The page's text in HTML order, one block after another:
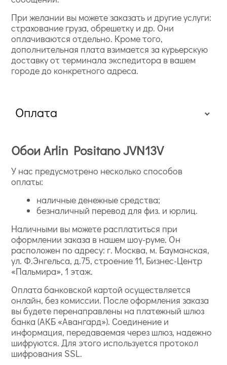
При желании вы можете заказать и другие услуги:
страхование груза, обрешетку и др. Они
оплачиваются отдельно. Кроме того,
дополнительная плата взимается за курьерскую
доставку от терминала экспедитора в вашем
городе до конкретного адреса.
Оплата
Обои Arlin Positano JVN13V
У нас предусмотрено несколько способов
оплаты:
наличные денежные средства;
безналичный перевод для физ. и юрлиц.
Наличными вы можете расплатиться при
оформлении заказа в нашем шоу-руме. Он
расположен по адресу: г. Москва, м. Бауманская,
ул. Ф.Энгельса, д.75, строение 11, Бизнес-Центр
«Пальмира», 1 этаж.
Оплата банковской картой осуществляется
онлайн, без комиссии. После оформления заказа
вы будете перенаправлены на платежный шлюз
банка (АКБ «Авангард»). Соединение и
информация, передаваемая через шлюз, надежно
шифруются. Для этого используется протокол
шифрования SSL.